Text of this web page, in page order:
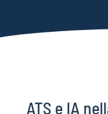
ATS e IA